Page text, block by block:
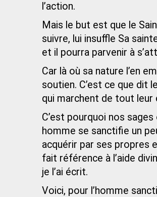
l’action.
Mais le but est que le
suivre, lui insuffle Sa
et il pourra parvenir à
Car là où sa nature l’en
soutien. C’est ce que dit
qui marchent de tout leur
C’est pourquoi nos
homme se sanctifie un
acquérir par ses propres
fait référence à l’aide
je l’ai écrit.
Voici, pour l’homme